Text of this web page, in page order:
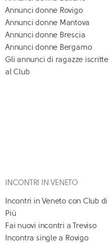
Annunci donne Rovigo
Annunci donne Mantova
Annunci donne Brescia
Annunci donne Bergamo
Gli annunci di ragazze iscritte
al Club
INCONTRI IN VENETO
Incontri in Veneto con Club di
Più
Fai nuovi incontri a Treviso
Incontra single a Rovigo